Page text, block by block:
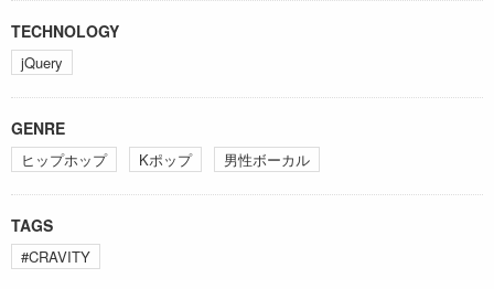
TECHNOLOGY
jQuery
GENRE
ヒップホップ Kポップ 男性ボーカル
TAGS
#CRAVITY